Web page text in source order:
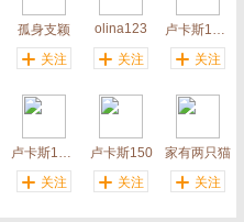
孤身支颖
关注
olina123
关注
卢卡斯1300
关注
卢卡斯1900
关注
卢卡斯150
关注
家有两只猫
关注